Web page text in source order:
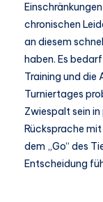
chronischen
an diesem
haben. Es
Training und die
Turniertages
Zwiespalt sein
Rücksprache
dem „Go“ des
Entscheidung